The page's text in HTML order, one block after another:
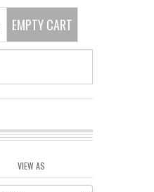
EMPTY CART
VIEW AS